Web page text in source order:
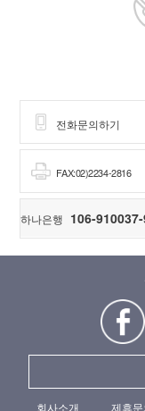
전화문의하기
FAX:02)2234-2816
하나은행 106-
회사소개 제휴문